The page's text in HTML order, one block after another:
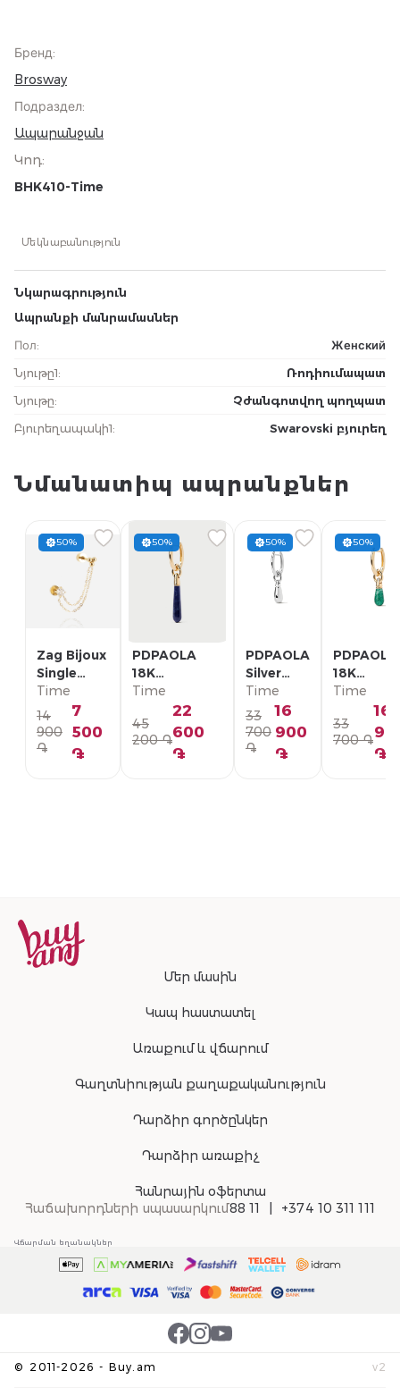
Бренд:
Brosway
Подраздел:
Ապարանջան
Կոդ:
BHK410-Time
Մեկնաբանություն
Նկարագրություն
Ապրանքի մանրամասներ
Пол:
Женский
Նյութը1:
Ռոդիումապատ
Նյութը:
Չժանգոտվող պողպատ
Բյուրեղապակի1: Swarovski բյուրեղ
Նմանատիպ ապրանքներ
50%
Zag Bijoux
Single
Earring/
SLA22993-
01WHT
Time
14
900
֏
7
500
֏
50%
PDPAOLA
18K
Позолоченная
Серебряная
Моно-серьга/
PG01-336-U
Time
45
200 ֏
22
600
֏
50%
PDPAOLA
Silver
Single
Earring/
PG02-
092-U
Time
33
700
֏
16
900
֏
50%
PDPAOLA
18K
Моно-
PG01-
Time
33
700 ֏
16
֏
Մեր մասին
Կապ հաստատել
Առաքում և վճարում
Գաղտնիության քաղաքականություն
Դարձիր գործընկեր
Դարձիր առաքիչ
Հանրային օֆերտա
Հաճախորդների սպասարկում88 11 +374 10 311 111
© 2011-2026 - Buy.am v2
Վճարման եղանակներ